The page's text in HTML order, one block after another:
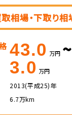
相場・下取り相
43.0 万円 ~
3.0 万円
2013(平成25)年
6.7万km